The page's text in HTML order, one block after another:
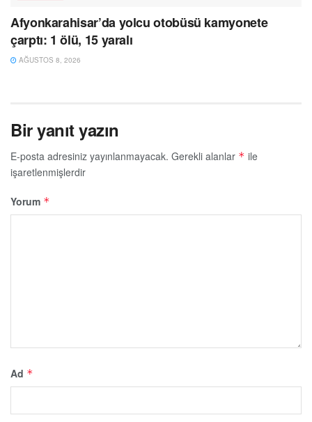
Afyonkarahisar’da yolcu otobüsü kamyonete
çarptı: 1 ölü, 15 yaralı
AĞUSTOS 8, 2026
Bir yanıt yazın
E-posta adresiniz yayınlanmayacak. Gerekli alanlar * ile
işaretlenmişlerdir
Yorum *
Ad *